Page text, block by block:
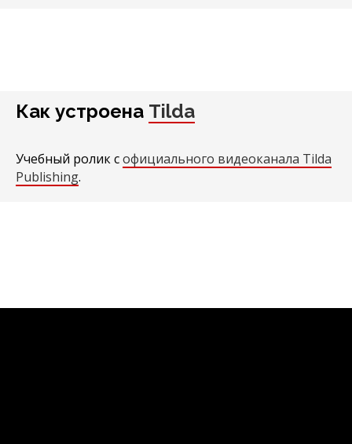
Как устроена Tilda
Учебный ролик софициального видеоканала Tilda
Publishing.